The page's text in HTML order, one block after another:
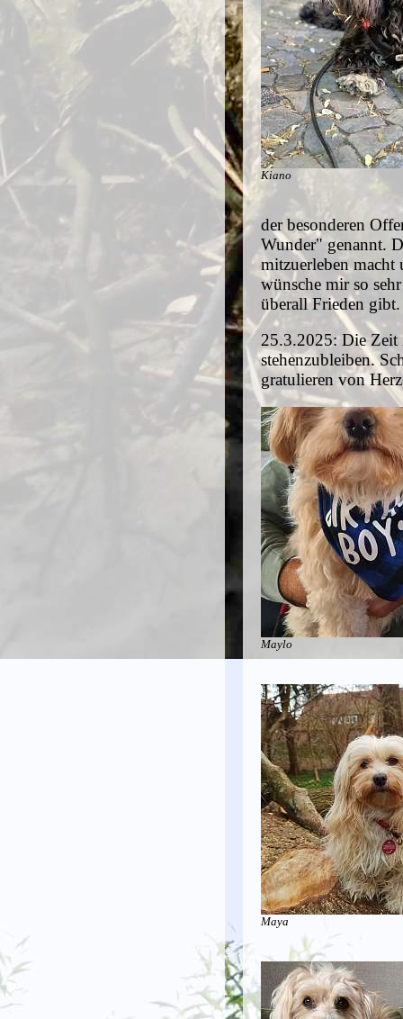
Kiano
der besonderen
Wunder" genannt.
mitzuerleben macht
wünsche mir so
überall Frieden
25.3.2025: Die Zeit
stehenzubleiben.
gratulieren von
Maylo
Maya